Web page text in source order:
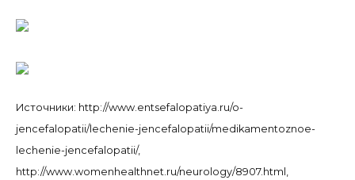
Источники: http://www.entsefalopatiya.ru/o-
jencefalopatii/lechenie-jencefalopatii/medikamentoznoe-
lechenie-jencefalopatii/,
http://www.womenhealthnet.ru/neurology/8907.html,